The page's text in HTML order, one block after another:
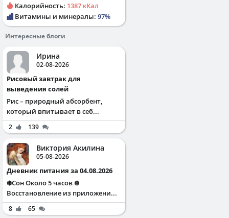
Калорийность: 1387 кКал
Витамины и минералы: 97%
Интересные блоги
Ирина
02-08-2026
Рисовый завтрак для
выведения солей
Рис – природный абсорбент,
который впитывает в себ...
2 139
Виктория Акилина
05-08-2026
Дневник питания за 04.08.2026
❄️Сон Около 5 часов ❄️
Восстановление из приложени...
8 65